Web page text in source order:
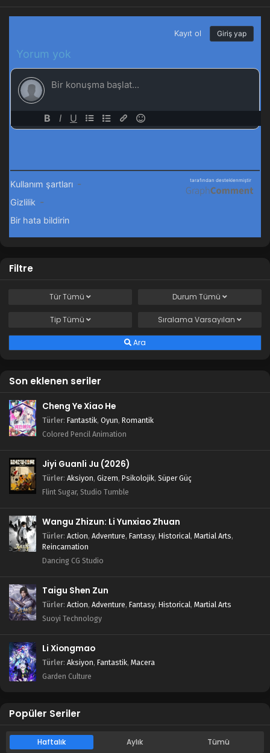
Filtre
TürTümü Durum Tümü
TipTümü Sıralama Varsayılan
Ara
Son eklenen seriler
Cheng Ye Xiao He
Türler: Fantastik, Oyun, Romantik
Colored Pencil Animation
Jiyi Guanli Ju (2026)
Türler: Aksiyon, Gizem, Psikolojik, Süper Güç
Flint Sugar, Studio Tumble
Wangu Zhizun: Li Yunxiao Zhuan
Türler: Action, Adventure, Fantasy, Historical, Martial Arts,
Reincarnation
Dancing CG Studio
Taigu Shen Zun
Türler: Action, Adventure, Fantasy, Historical, Martial Arts
Suoyi Technology
Li Xiongmao
Türler: Aksiyon, Fantastik, Macera
Garden Culture
Popüler Seriler
Haftalık Aylık Tümü